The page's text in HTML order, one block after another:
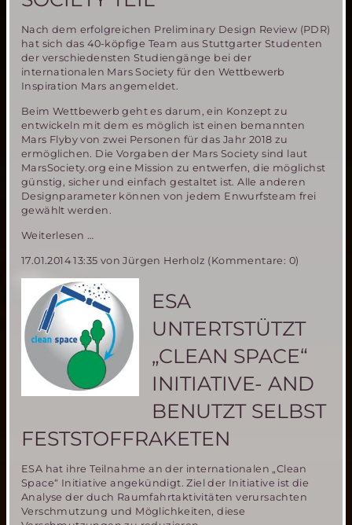
Nach dem erfolgreichen Preliminary Design Review (PDR)
hat sich das 40-köpfige Team aus Stuttgarter Studenten
der verschiedensten Studiengänge bei der
internationalen Mars Society für den Wettbewerb
Inspiration Mars angemeldet.
Beim Wettbewerb geht es darum, ein Konzept zu
entwickeln mit dem es möglich ist einen bemannten
Mars Flyby von zwei Personen für das Jahr 2018 zu
ermöglichen. Die Vorgaben der Mars Society sind laut
MarsSociety.org eine Mission zu entwerfen, die möglichst
günstig, sicher und einfach gestaltet ist. Alle anderen
Designparameter können von jedem Enwurfsteam frei
gewählt werden.
Weiterlesen …
Mars18
nimmt
offiziell
an
Inspiration
Mars
Student
Design
Competition
der
internationalen
Society
teil
17.01.2014 13:35 von Jürgen Herholz (Kommentare: 0)
ESA
UNTERTSTÜTZT
„CLEAN SPACE“
INITIATIVE- AND
BENUTZT SELBST
FESTSTOFFRAKETEN
ESA hat ihre Teilnahme an der internationalen „Clean
Space“ Initiative angekündigt. Ziel der Initiative ist die
Analyse der duch Raumfahrtaktivitäten verursachten
Verschmutzung und Möglichkeiten, diese